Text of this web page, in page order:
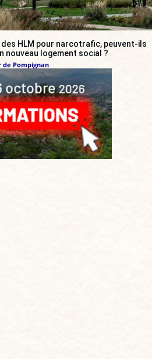
des HLM pour narcotrafic, peuvent-ils
nouveau logement social ?
de Pompignan